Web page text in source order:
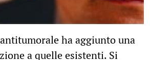
ha aggiunto una
a quelle esistenti. Si